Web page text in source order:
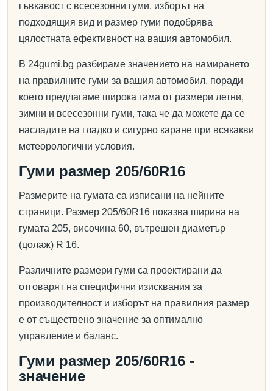
гъвкавост с всесезонни гуми, изборът на
подходящия вид и размер гуми подобрява
цялостната ефективност на вашия автомобил.
В 24gumi.bg разбираме значението на намирането
на правилните гуми за вашия автомобил, поради
което предлагаме широка гама от размери летни,
зимни и всесезонни гуми, така че да можете да се
насладите на гладко и сигурно каране при всякакви
метеорологични условия.
Гуми размер 205/60R16
Размерите на гумата са изписани на нейните
страници. Размер 205/60R16 показва ширина на
гумата 205, височина 60, вътрешен диаметър
(цолаж) R 16.
Различните размери гуми са проектирани да
отговарят на специфични изисквания за
производителност и изборът на правилния размер
е от съществено значение за оптимално
управление и баланс.
Гуми размер 205/60R16 -
значение